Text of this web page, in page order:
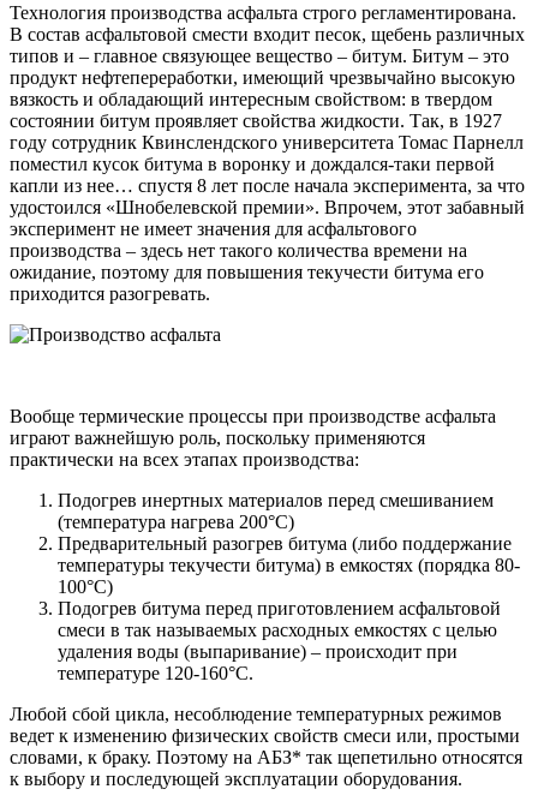
Технология производства асфальта строго регламентирована.
В состав асфальтовой смести входит песок, щебень различных
типов и – главное связующее вещество – битум. Битум – это
продукт нефтепереработки, имеющий чрезвычайно высокую
вязкость и обладающий интересным свойством: в твердом
состоянии битум проявляет свойства жидкости. Так, в 1927
году сотрудник Квинслендского университета Томас Парнелл
поместил кусок битума в воронку и дождался-таки первой
капли из нее… спустя 8 лет после начала эксперимента, за что
удостоился «Шнобелевской премии». Впрочем, этот забавный
эксперимент не имеет значения для асфальтового
производства – здесь нет такого количества времени на
ожидание, поэтому для повышения текучести битума его
приходится разогревать.
Вообще термические процессы при производстве асфальта
играют важнейшую роль, поскольку применяются
практически на всех этапах производства:
Подогрев инертных материалов перед смешиванием
(температура нагрева 200°С)
Предварительный разогрев битума (либо поддержание
температуры текучести битума) в емкостях (порядка 80-
100°С)
Подогрев битума перед приготовлением асфальтовой
смеси в так называемых расходных емкостях с целью
удаления воды (выпаривание) – происходит при
температуре 120-160°С.
Любой сбой цикла, несоблюдение температурных режимов
ведет к изменению физических свойств смеси или, простыми
словами, к браку. Поэтому на АБЗ* так щепетильно относятся
к выбору и последующей эксплуатации оборудования.